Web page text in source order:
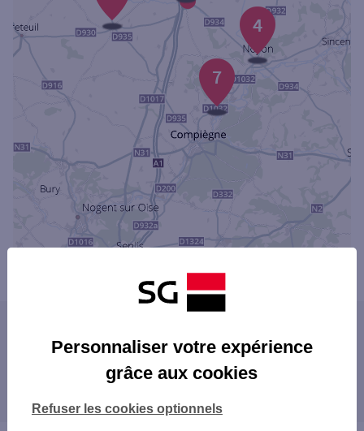
Rechercher
7
4
NOYON
Les agences SG dans les départements
02 AISNE
Personnaliser votre expérience
grâce aux cookies
Refuser les cookies optionnels